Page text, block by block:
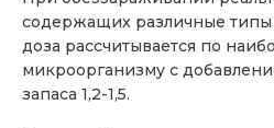
содержащих различные
доза рассчитывается по
микроорганизму с
запаса 1,2-1,5.